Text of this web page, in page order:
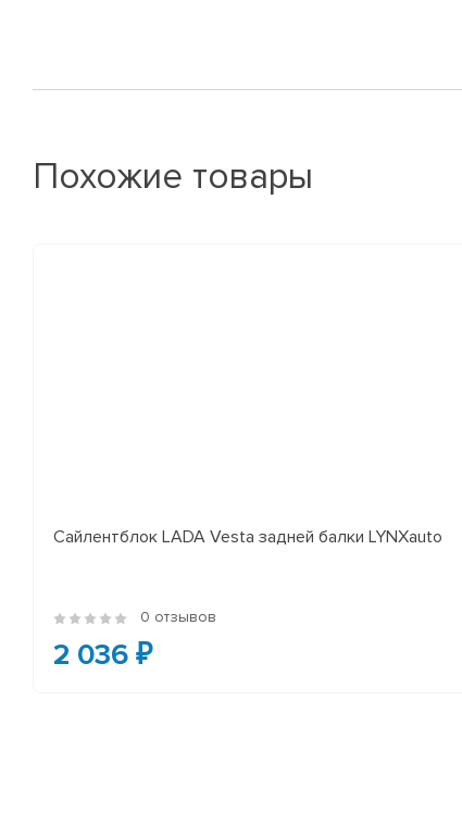
Похожие товары
Сайлентблок LADA Vesta задней балки LYNXauto
0 отзывов
2 036 ₽